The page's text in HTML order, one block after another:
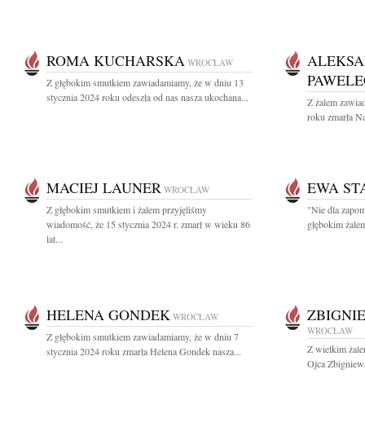
ROMA KUCHARSKA WROCŁAW
Z głębokim smutkiem zawiadamiamy, że w dniu 13
stycznia 2024 roku odeszła od nas nasza ukochana...
Z żalem
roku zmarła
MACIEJ LAUNER WROCŁAW
Z głębokim smutkiem i żalem przyjęliśmy
wiadomość, że 15 stycznia 2024 r. zmarł w wieku 86
lat...
EWA
"Nie dla
głębokim
HELENA GONDEK WROCŁAW
Z głębokim smutkiem zawiadamiamy, że w dniu 7
stycznia 2024 roku zmarła Helena Gondek nasza...
WROCŁAW
Z wielkim
Ojca